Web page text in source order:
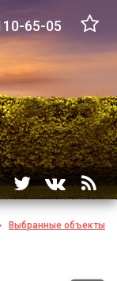
65-05
Выбранные объекты